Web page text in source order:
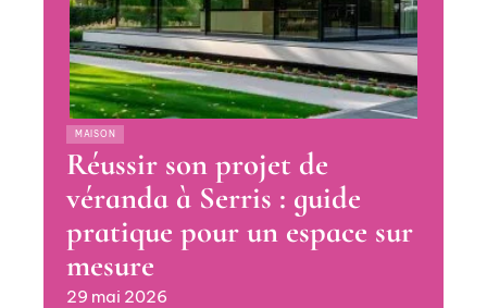
MAISON
Réussir son projet de
véranda à Serris : guide
pratique pour un espace sur
mesure
29 mai 2026